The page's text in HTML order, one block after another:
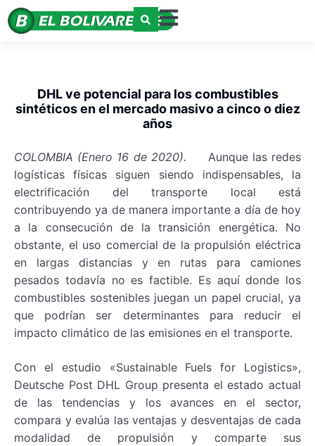
DHL ve potencial para los combustibles
sintéticos en el mercado masivo a cinco o diez
años
COLOMBIA (Enero 16 de 2020). Aunque las redes
logísticas físicas siguen siendo indispensables, la
electrificación del transporte local está
contribuyendo ya de manera importante a día de hoy
a la consecución de la transición energética. No
obstante, el uso comercial de la propulsión eléctrica
en largas distancias y en rutas para camiones
pesados todavía no es factible. Es aquí donde los
combustibles sostenibles juegan un papel crucial, ya
que podrían ser determinantes para reducir el
impacto climático de las emisiones en el transporte.
Con el estudio «Sustainable Fuels for Logistics»,
Deutsche Post DHL Group presenta el estado actual
de las tendencias y los avances en el sector,
compara y evalúa las ventajas y desventajas de cada
modalidad de propulsión y comparte sus